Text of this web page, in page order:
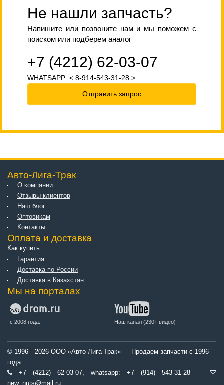
Не нашли запчасть?
Напишите или позвоните нам и мы поможем с
поиском или подберем аналог
+7 (4212) 62-03-07
WHATSAPP: < 8-914-543-31-28 >
Отправить запрос
Авто-Лига-Трак
О компании
Отзывы клиентов
Наш блог
Оптовикам
Контакты
Оплата и доставка
Как купить
Гарантия
Доставка по России
Доставка в Казахстан
Мы на порталах
с 2008 года. Наш канал (230+ видео)
© 1996—2026 ООО «Авто Лига Трак» — Продаем запчасти с 1996
года.
+7 (4212) 62-03-07, whatsapp: +7 (914) 543-31-28
new_nuts@mail.ru